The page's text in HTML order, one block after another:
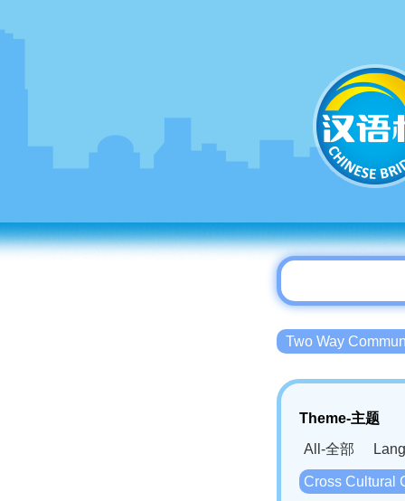
Two Way
Theme-主题
All-全部
Cross Cultural